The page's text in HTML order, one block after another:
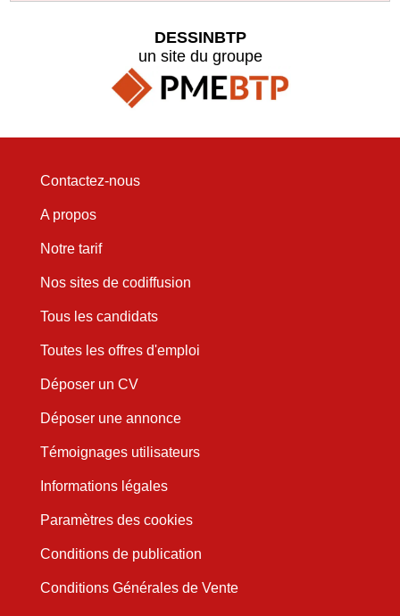
DESSINBTP
un site du groupe
Contactez-nous
A propos
Notre tarif
Nos sites de codiffusion
Tous les candidats
Toutes les offres d'emploi
Déposer un CV
Déposer une annonce
Témoignages utilisateurs
Informations légales
Paramètres des cookies
Conditions de publication
Conditions Générales de Vente